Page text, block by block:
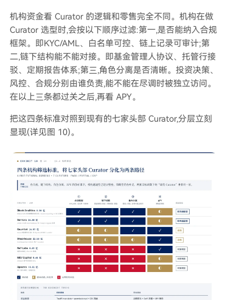
机构资金看 Curator 的逻辑和零售完全不同。机构在做
Curator 选型时,会按以下顺序过滤:第一,是否能纳入合规
框架。即KYC/AML、白名单可控、链上记录可审计;第
二,链下结构能不能对接。即基金管理人协议、托管行接
驳、定期报告体系;第三,角色分离是否清晰。投资决策、
风控、合规分别由谁负责,能不能在尽调时被独立访问。
在以上三条都过关之后,再看 APY。
把这四条标准对照到现有的七家头部 Curator,分层立刻
显现(详见图 10)。